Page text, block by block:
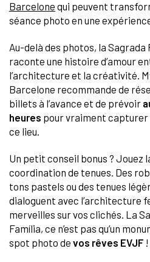
Barcelone qui peuvent
séance photo en une
Au-delà des photos, la Sagrada
raconte une histoire d’amour
l’architecture et la créativité.
Barcelone recommande de
billets à l’avance et de prévoir
heures pour vraiment capturer
ce lieu.
Un petit conseil bonus ? Jouez
coordination de tenues. Des
tons pastels ou des tenues
dialoguent avec l’architecture
merveilles sur vos clichés. La
Família, ce n’est pas qu’un
spot photo de vos rêves EVJF !